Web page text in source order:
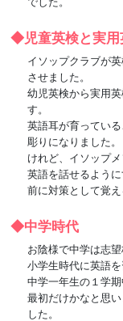
◆児童英検と実用
イソップクラブが
させました。
幼児英検から実用
す。
英語耳が育ってい
彫りになりました。
けれど、イソップ
英語を話せるよう
前に対策として覚
◆中学時代
お陰様で中学は志
小学生時代に英語
中学一年生の１学
最初だけかなと思
した。